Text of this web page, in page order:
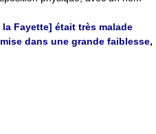
Fayette] était très malade
dans une grande faiblesse,